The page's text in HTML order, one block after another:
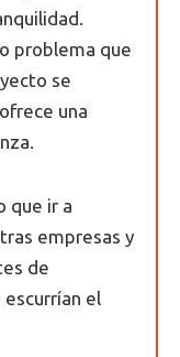
problema que
se
una
que ir a
empresas y
de
el